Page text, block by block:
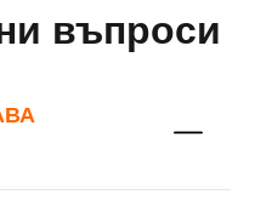
въпроси